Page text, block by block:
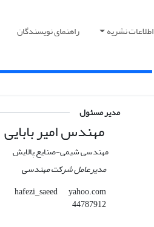
اطلاعات نشریه راهنمای نویسندگان
مدیر مسئول
مهندس امیر بابایی
مهندسی شیمی-صنایع پالایش
مدیرعامل شرکت مهندسی
hafezi_saeed
yahoo.com
44787912